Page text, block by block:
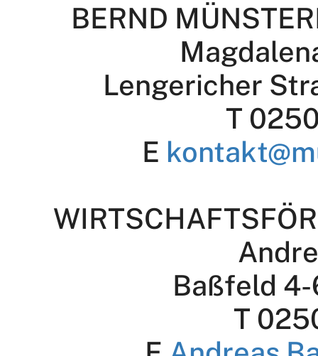
BERND
Lengericher
T
E
Baßfeld
T